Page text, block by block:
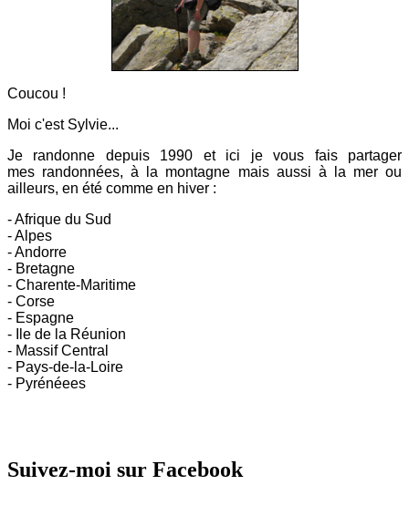
Coucou !
Moi c'est Sylvie...
Je randonne depuis 1990 et ici je vous fais partager
mes randonnées, à la montagne mais aussi à la mer ou
ailleurs, en été comme en hiver :
- Afrique du Sud
- Alpes
- Andorre
- Bretagne
- Charente-Maritime
- Corse
- Espagne
- Ile de la Réunion
- Massif Central
- Pays-de-la-Loire
- Pyrénéees
Suivez-moi sur Facebook